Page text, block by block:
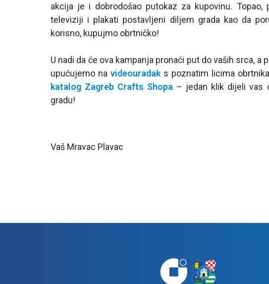
akcija je i dobrodošao putokaz za kupovinu. Topao,
televiziji i plakati postavljeni diljem grada kao da
korisno, kupujmo obrtničko!
U nadi da će ova kampanja pronaći put do vaših srca, a
upućujemo navideouradak s poznatim licima
katalog Zagreb Crafts Shopa – jedan klik dijeli vas
gradu!
Vaš Mravac Plavac